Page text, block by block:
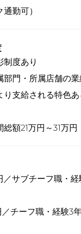
勤可）
制度あり
部門・所属店舗の
り支給される特色
総額21万円～31万円
サブチーフ職・経
チーフ職・経験3